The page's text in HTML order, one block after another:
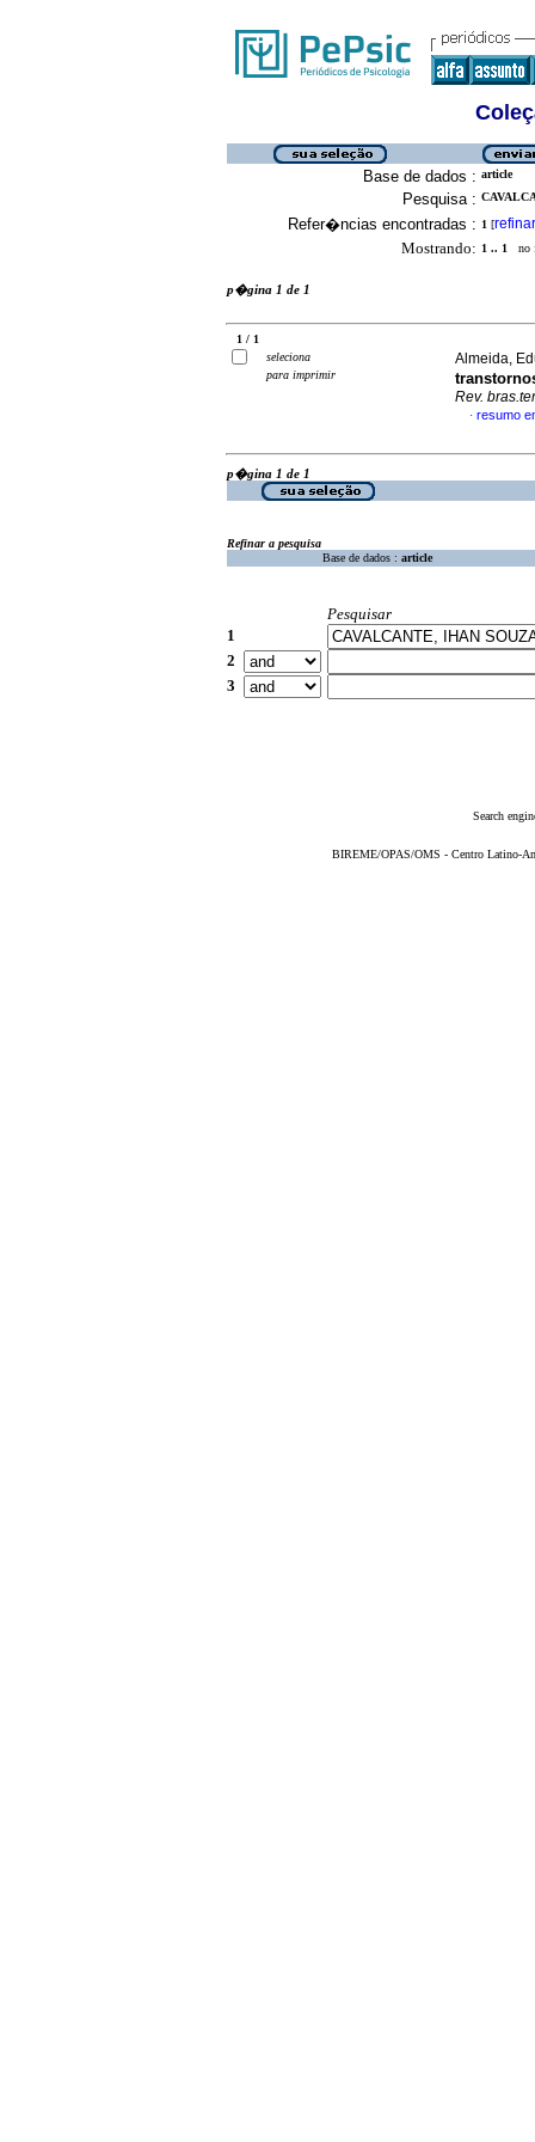
Base de dados : article
Pesquisa :
Refer�ncias encontradas : 1 [refinar
Mostrando: 1 .. 1 no
p�gina 1 de 1
1 / 1
seleciona
para imprimir
Almeida,
Rev.
· resumo
p�gina 1 de 1
Refinar a pesquisa
Base de dados : article
Pesquisar
1
2
3
Search
BIREME/OPAS/OMS - Centro Latino-